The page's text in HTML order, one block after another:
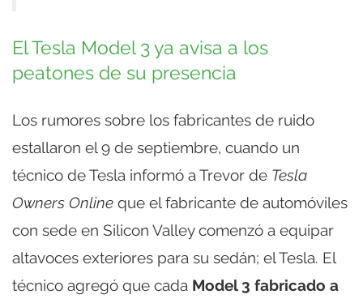
El Tesla Model 3 ya avisa a los
peatones de su presencia
Los rumores sobre los fabricantes de ruido
estallaron el 9 de septiembre, cuando un
técnico de Tesla informó a Trevor de Tesla
Owners Online que el fabricante de automóviles
con sede en Silicon Valley comenzó a equipar
altavoces exteriores para su sedán; el Tesla. El
técnico agregó que cada Model 3 fabricado a